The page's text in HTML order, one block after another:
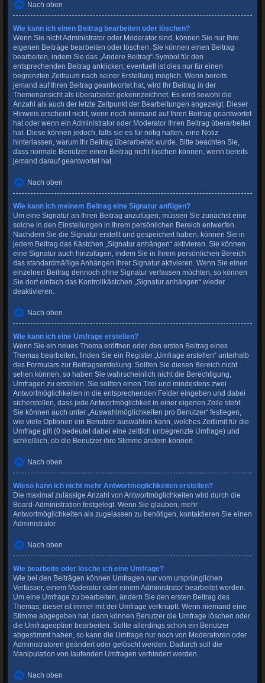
Nach oben
Wie kann ich einen Beitrag bearbeiten oder löschen?
Wenn Sie nicht Administrator oder Moderator sind, können Sie nur Ihre
eigenen Beiträge bearbeiten oder löschen. Sie können einen Beitrag
bearbeiten, indem Sie das „Ändere Beitrag“-Symbol für den
entsprechenden Beitrag anklicken; eventuell ist dies nur für einen
begrenzten Zeitraum nach seiner Erstellung möglich. Wenn bereits
jemand auf Ihren Beitrag geantwortet hat, wird Ihr Beitrag in der
Themenansicht als überarbeitet gekennzeichnet. Es wird sowohl die
Anzahl als auch der letzte Zeitpunkt der Bearbeitungen angezeigt. Dieser
Hinweis erscheint nicht, wenn noch niemand auf Ihren Beitrag geantwortet
hat oder wenn ein Administrator oder Moderator Ihren Beitrag überarbeitet
hat. Diese können jedoch, falls sie es für nötig halten, eine Notiz
hinterlassen, warum Ihr Beitrag überarbeitet wurde. Bitte beachten Sie,
dass normale Benutzer einen Beitrag nicht löschen können, wenn bereits
jemand darauf geantwortet hat.
Nach oben
Wie kann ich meinem Beitrag eine Signatur anfügen?
Um eine Signatur an Ihren Beitrag anzufügen, müssen Sie zunächst eine
solche in den Einstellungen in Ihrem persönlichen Bereich entwerfen.
Nachdem Sie die Signatur erstellt und gespeichert haben, können Sie in
jedem Beitrag das Kästchen „Signatur anhängen“ aktivieren. Sie können
eine Signatur auch hinzufügen, indem Sie in Ihrem persönlichen Bereich
das standardmäßige Anhängen Ihrer Signatur aktivieren. Wenn Sie einen
einzelnen Beitrag dennoch ohne Signatur verfassen möchten, so können
Sie dort einfach das Kontrollkästchen „Signatur anhängen“ wieder
deaktivieren.
Nach oben
Wie kann ich eine Umfrage erstellen?
Wenn Sie ein neues Thema eröffnen oder den ersten Beitrag eines
Themas bearbeiten, finden Sie ein Register „Umfrage erstellen“ unterhalb
des Formulars zur Beitragserstellung. Sollten Sie diesen Bereich nicht
sehen können, so haben Sie wahrscheinlich nicht die Berechtigung,
Umfragen zu erstellen. Sie sollten einen Titel und mindestens zwei
Antwortmöglichkeiten in die entsprechenden Felder eingeben und dabei
sicherstellen, dass jede Antwortmöglichkeit in einer eigenen Zeile steht.
Sie können auch unter „Auswahlmöglichkeiten pro Benutzer“ festlegen,
wie viele Optionen ein Benutzer auswählen kann, welches Zeitlimit für die
Umfrage gilt (0 bedeutet dabei eine zeitlich unbegrenzte Umfrage) und
schließlich, ob die Benutzer ihre Stimme ändern können.
Nach oben
Wieso kann ich nicht mehr Antwortmöglichkeiten erstellen?
Die maximal zulässige Anzahl von Antwortmöglichkeiten wird durch die
Board-Administration festgelegt. Wenn Sie glauben, mehr
Antwortmöglichkeiten als zugelassen zu benötigen, kontaktieren Sie einen
Administrator.
Nach oben
Wie bearbeite oder lösche ich eine Umfrage?
Wie bei den Beiträgen können Umfragen nur vom ursprünglichen
Verfasser, einem Moderator oder einem Administrator bearbeitet werden.
Um eine Umfrage zu bearbeiten, ändern Sie den ersten Beitrag des
Themas; dieser ist immer mit der Umfrage verknüpft. Wenn niemand eine
Stimme abgegeben hat, dann können Benutzer die Umfrage löschen oder
die Umfrageoption bearbeiten. Sollte allerdings schon ein Benutzer
abgestimmt haben, so kann die Umfrage nur noch von Moderatoren oder
Administratoren geändert oder gelöscht werden. Dadurch soll die
Manipulation von laufenden Umfragen verhindert werden.
Nach oben